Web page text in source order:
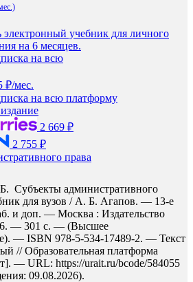
электронный учебник для личного
на 6 месяцев.
на всю
₽/мес.
на всю платформу
2 669 ₽
2 755 ₽
права
Субъекты административного
для вузов / А. Б. Агапов. — 13-е
и доп. — Москва : Издательство
— 301 с. — (Высшее
— ISBN 978-5-534-17489-2. — Текст
// Образовательная платформа
— URL: https://urait.ru/bcode/584055
09.08.2026).